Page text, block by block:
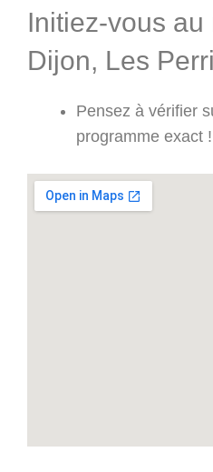
Initiez-vous au
Dijon, Les
Pensez à vérifier
programme exact !